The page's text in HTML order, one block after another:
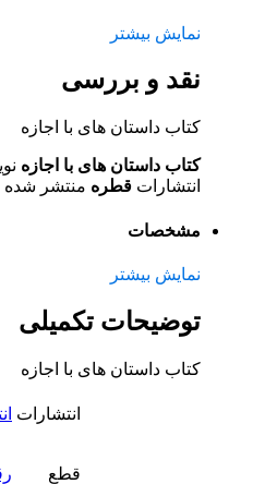
نمایش بیشتر
نقد و بررسی
کتاب داستان های با اجازه
کتاب داستان های با اجازه
انتشارات قطره منتشر
مشخصات
نمایش بیشتر
توضیحات تکمیلی
کتاب داستان های با اجازه
انتشارات
قطع